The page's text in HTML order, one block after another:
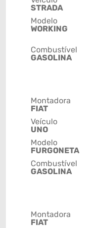
STRADA
Modelo
WORKING
Combustível
GASOLINA
Montadora
FIAT
Veículo
UNO
Modelo
FURGONETA
Combustível
GASOLINA
Montadora
FIAT